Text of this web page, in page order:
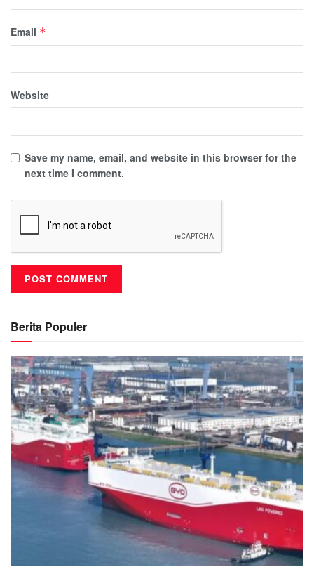
Email *
Website
Save my name, email, and website in this browser for the
next time I comment.
Berita Populer